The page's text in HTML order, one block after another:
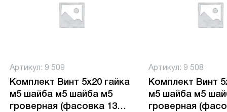
Артикул: 9 509
Комплект Винт 5х20 гайка
м5 шайба м5 шайба м5
гроверная (фасовка 13шт)
Артикул: 9 508
Комплект Винт
м5 шайба м5
гроверная